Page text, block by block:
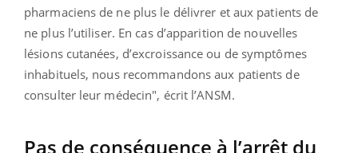
pharmaciens de ne plus le délivrer et aux patients de
ne plus l’utiliser. En cas d’apparition de nouvelles
lésions cutanées, d’excroissance ou de symptômes
inhabituels, nous recommandons aux patients de
consulter leur médecin", écrit l’ANSM.
Pas de conséquence à l’arrêt du